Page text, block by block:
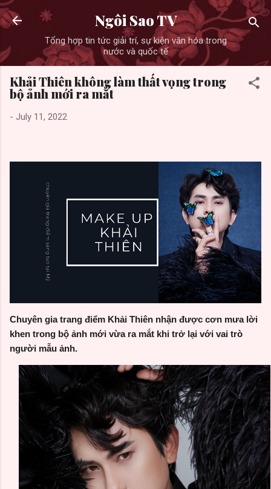
Skip to main content
Ngôi Sao TV
Tổng hợp tin tức giải trí, sự kiện văn hóa trong
nước và quốc tế
Khải Thiên không làm thất vọng trong
bộ ảnh mới ra mắt
- July 11, 2022
Chuyên gia trang điểm Khải Thiên nhận được cơn mưa lời
khen trong bộ ảnh mới vừa ra mắt khi trở lại với vai trò
người mẫu ảnh.